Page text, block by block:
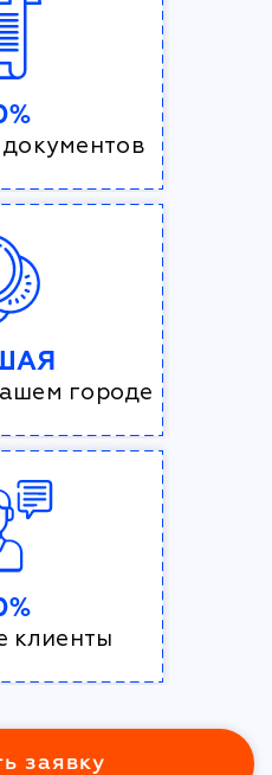
городе
клиенты
заявку